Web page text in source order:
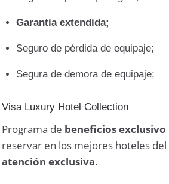
Garantia extendida;
Seguro de pérdida de equipaje;
Segura de demora de equipaje;
Visa Luxury Hotel Collection
Programa de beneficios exclusivo
reservar en los mejores hoteles
atención exclusiva.